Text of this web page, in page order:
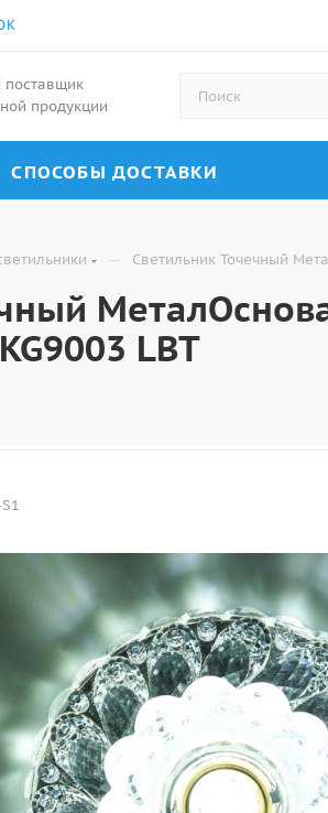
продукции
СПОСОБЫ ДОСТАВКИ
— Светильник Точечный
LBT